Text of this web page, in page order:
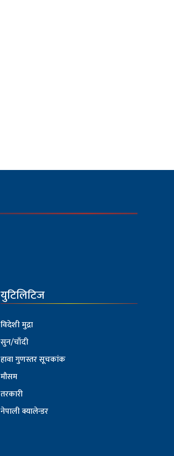
युटिलिटिज
विदेशी मुद्रा
सुन/चाँदी
हावा गुणस्तर सूचकांक
मौसम
तरकारी
नेपाली क्यालेन्डर